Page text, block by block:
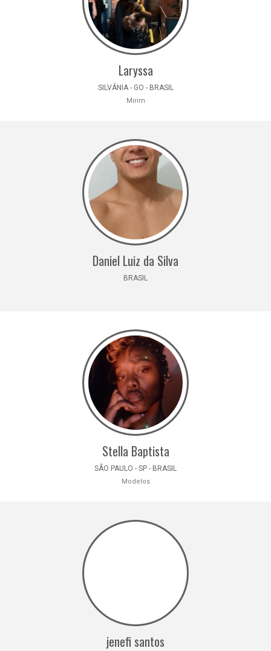
Laryssa
SILVÂNIA - GO - BRASIL
Mirim
Daniel Luiz da Silva
BRASIL
Stella Baptista
SÃO PAULO - SP - BRASIL
Modelos
jenefi santos